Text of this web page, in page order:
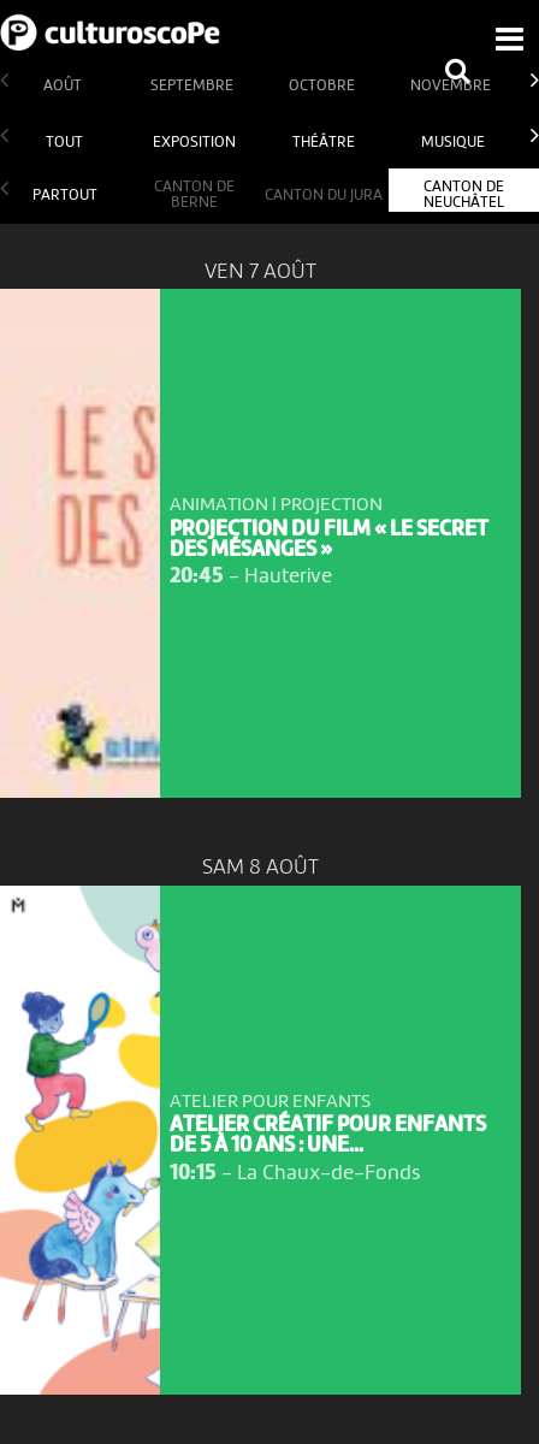
AOÛT SEPTEMBRE OCTOBRE NOVEMBRE
TOUT EXPOSITION THÉÂTRE MUSIQUE
PARTOUT
CANTON DE
BERNE
CANTON DU JURA
CANTON DE
NEUCHÂTEL
VEN 7 AOÛT
ANIMATION | PROJECTION
PROJECTION DU FILM « LE SECRET
DES MÉSANGES »
20:45 - Hauterive
SAM 8 AOÛT
ATELIER POUR ENFANTS
ATELIER CRÉATIF POUR ENFANTS
DE 5 À 10 ANS : UNE...
10:15 - La Chaux-de-Fonds